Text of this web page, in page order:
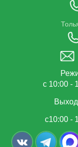
с 10:00 -
с10:00 -